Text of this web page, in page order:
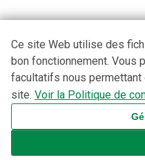
Ce site Web utilise des
bon fonctionnement. Vous
facultatifs nous
site. Voir la Politique de